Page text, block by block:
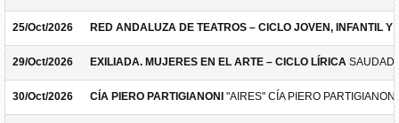
25/Oct/2026 RED ANDALUZA DE TEATROS – CICLO JOVEN, INFANTIL Y
29/Oct/2026 EXILIADA. MUJERES EN EL ARTE – CICLO LÍRICA
30/Oct/2026 CÍA PIERO PARTIGIANONI "AIRES" CÍA PIERO PARTIGIANONI